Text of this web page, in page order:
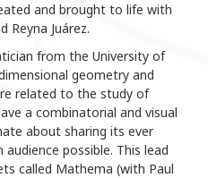
and brought to life with
Reyna Juárez.
from the University of
geometry and
related to the study of
a combinatorial and visual
about sharing its ever
possible. This lead
called Mathema (with Paul